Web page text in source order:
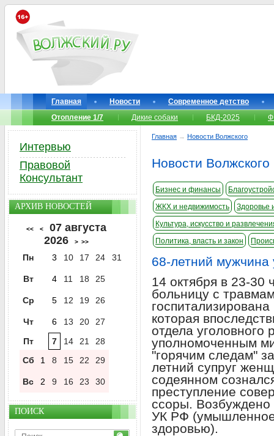
Главная Новости
Современное детство
Отопление 1/7
Дикие собаки БКД-2025
Главная → Новости Волжского
Новости Волжского
Бизнес и финансы
ЖКХ и недвижимость
Здоровье
Культура, искусство и
Политика, власть и закон
68-летний
14 октября в 23-30
больницу с
которая
отдела уголовного
уполномоченным
"горячим следам"
летний супруг
содеянном
преступление
ссоры. Возбуждено
УК РФ (умышленное
здоровью).
Интервью
Правовой
Консультант
АРХИВ НОВОСТЕЙ
<< <
07 августа
2026
> >>
Пн 3 10 17 24 31
Вт 4 11 18 25
Ср 5 12 19 26
Чт 6 13 20
27
Пт
7 14 21
28
Сб
1 8 15 22 29
Вс 2 9 16 23 30
ПОИСК